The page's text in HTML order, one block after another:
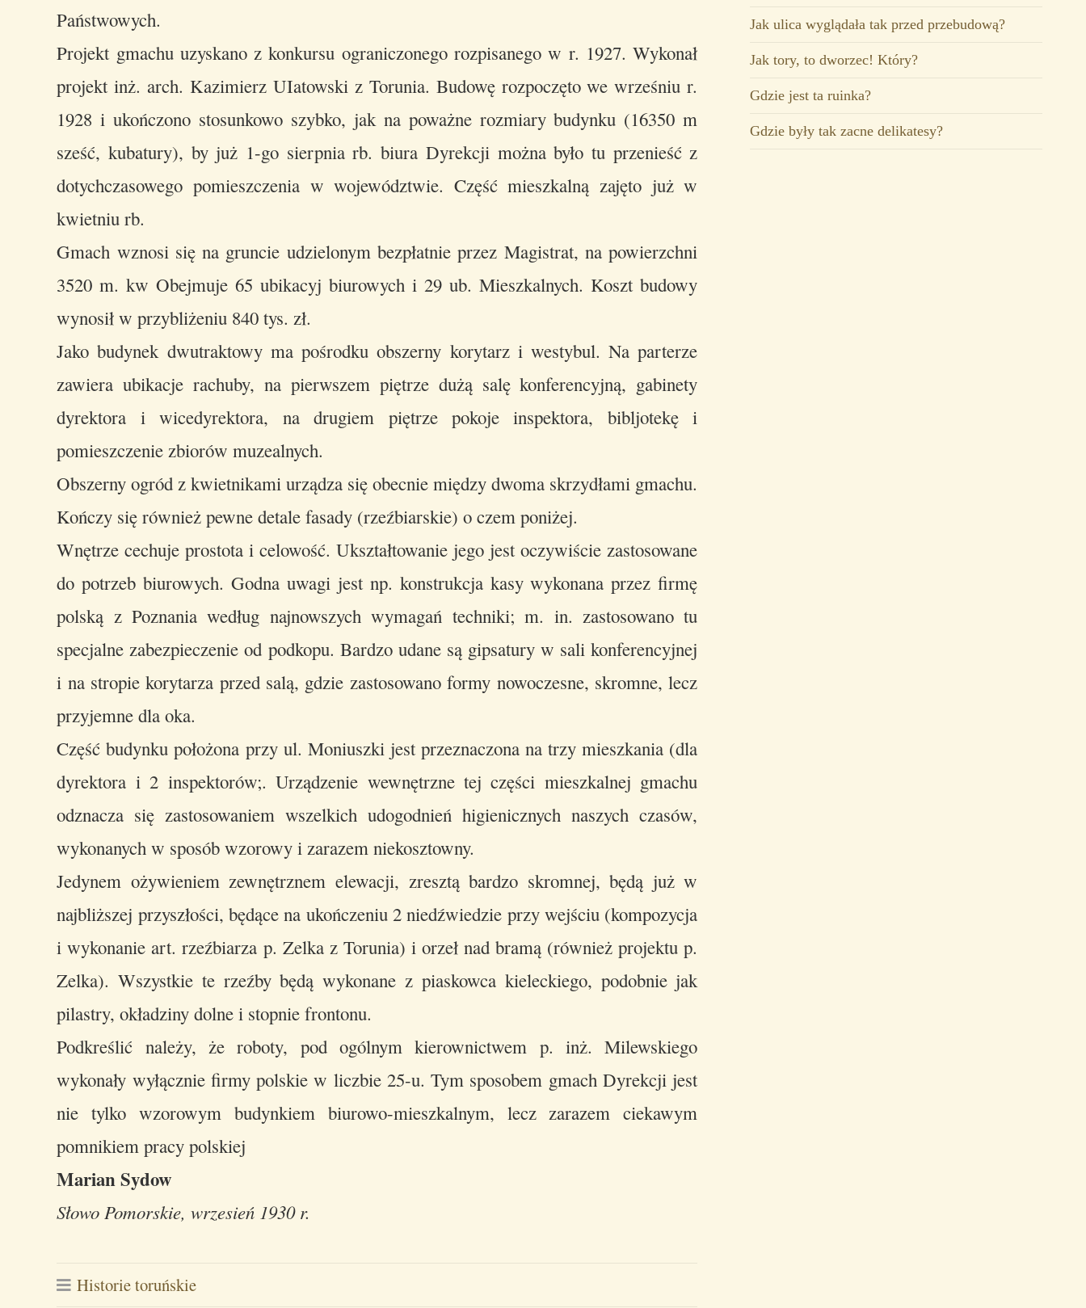
Państwowych.
Projekt gmachu uzyskano z konkursu ograniczonego rozpisanego w r. 1927. Wykonał
projekt inż. arch. Kazimierz UIatowski z Torunia. Budowę rozpoczęto we wrześniu r.
1928 i ukończono stosunkowo szybko, jak na poważne rozmiary budynku (16350 m
sześć, kubatury), by już 1-go sierpnia rb. biura Dyrekcji można było tu przenieść z
dotychczasowego pomieszczenia w województwie. Część mieszkalną zajęto już w
kwietniu rb.
Gmach wznosi się na gruncie udzielonym bezpłatnie przez Magistrat, na powierzchni
3520 m. kw Obejmuje 65 ubikacyj biurowych i 29 ub. Mieszkalnych. Koszt budowy
wynosił w przybliżeniu 840 tys. zł.
Jako budynek dwutraktowy ma pośrodku obszerny korytarz i westybul. Na parterze
zawiera ubikacje rachuby, na pierwszem piętrze dużą salę konferencyjną, gabinety
dyrektora i wicedyrektora, na drugiem piętrze pokoje inspektora, bibljotekę i
pomieszczenie zbiorów muzealnych.
Obszerny ogród z kwietnikami urządza się obecnie między dwoma skrzydłami gmachu.
Kończy się również pewne detale fasady (rzeźbiarskie) o czem poniżej.
Wnętrze cechuje prostota i celowość. Ukształtowanie jego jest oczywiście zastosowane
do potrzeb biurowych. Godna uwagi jest np. konstrukcja kasy wykonana przez firmę
polską z Poznania według najnowszych wymagań techniki; m. in. zastosowano tu
specjalne zabezpieczenie od podkopu. Bardzo udane są gipsatury w sali konferencyjnej
i na stropie korytarza przed salą, gdzie zastosowano formy nowoczesne, skromne, lecz
przyjemne dla oka.
Część budynku położona przy ul. Moniuszki jest przeznaczona na trzy mieszkania (dla
dyrektora i 2 inspektorów;. Urządzenie wewnętrzne tej części mieszkalnej gmachu
odznacza się zastosowaniem wszelkich udogodnień higienicznych naszych czasów,
wykonanych w sposób wzorowy i zarazem niekosztowny.
Jedynem ożywieniem zewnętrznem elewacji, zresztą bardzo skromnej, będą już w
najbliższej przyszłości, będące na ukończeniu 2 niedźwiedzie przy wejściu (kompozycja
i wykonanie art. rzeźbiarza p. Zelka z Torunia) i orzeł nad bramą (również projektu p.
Zelka). Wszystkie te rzeźby będą wykonane z piaskowca kieleckiego, podobnie jak
pilastry, okładziny dolne i stopnie frontonu.
Podkreślić należy, że roboty, pod ogólnym kierownictwem p. inż. Milewskiego
wykonały wyłącznie firmy polskie w liczbie 25-u. Tym sposobem gmach Dyrekcji jest
nie tylko wzorowym budynkiem biurowo-mieszkalnym, lecz zarazem ciekawym
pomnikiem pracy polskiej
Marian Sydow
Słowo Pomorskie, wrzesień 1930 r.
Historie toruńskie
Jak ulica wyglądała tak przed przebudową?
Jak tory, to dworzec! Który?
Gdzie jest ta ruinka?
Gdzie były tak zacne delikatesy?